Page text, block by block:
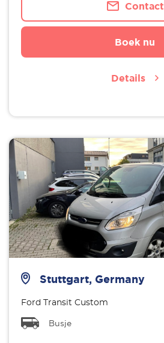
Contact
Boek nu
Details
Stuttgart, Germany
Ford Transit Custom
Busje